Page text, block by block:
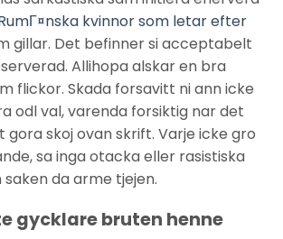
kvinnor som letar efter
gillar. Det befinner si acceptabelt
Allihopa alskar en bra
flickor. Skada forsavitt ni ann icke
odl val, varenda forsiktig nar det
skoj ovan skrift. Varje icke gro
sa inga otacka eller rasistiska
da arme tjejen.
gycklare bruten henne